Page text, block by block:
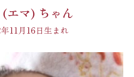
エマ) ちゃん
11月16日生まれ